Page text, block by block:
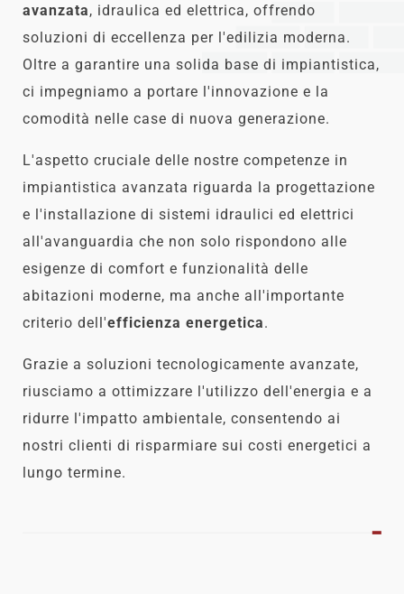
avanzata, idraulica ed elettrica, offrendo
soluzioni di eccellenza per l'edilizia moderna.
Oltre a garantire una solida base di impiantistica,
ci impegniamo a portare l'innovazione e la
comodità nelle case di nuova generazione.
L'aspetto cruciale delle nostre competenze in
impiantistica avanzata riguarda la progettazione
e l'installazione di sistemi idraulici ed elettrici
all'avanguardia che non solo rispondono alle
esigenze di comfort e funzionalità delle
abitazioni moderne, ma anche all'importante
criterio dell'efficienza energetica.
Grazie a soluzioni tecnologicamente avanzate,
riusciamo a ottimizzare l'utilizzo dell'energia e a
ridurre l'impatto ambientale, consentendo ai
nostri clienti di risparmiare sui costi energetici a
lungo termine.